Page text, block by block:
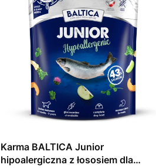
Karma BALTICA Junior
hipoalergiczna z łososiem dla